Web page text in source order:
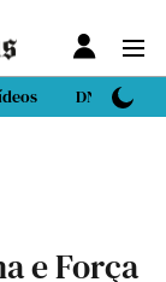
DN Sport
e Força